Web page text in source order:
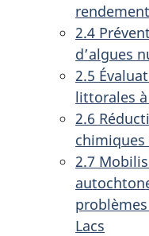
rendement
2.4
d’algues
2.5
littorales
2.6
chimiques
2.7
Lacs